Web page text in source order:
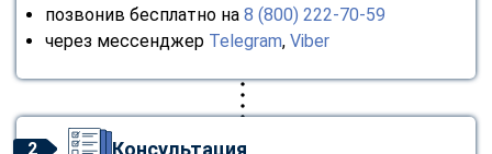
позвонив бесплатно на 8 (800) 222-70-59
через мессенджер Telegram, Viber
2 Консультация